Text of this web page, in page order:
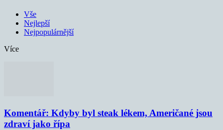
Vše
Nejlepší
Nejpopulárnější
Více
Komentář: Kdyby byl steak lékem, Američané jsou
zdraví jako řípa